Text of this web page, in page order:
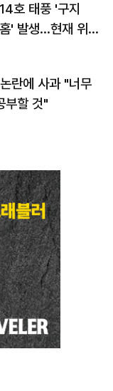
호 태풍 '구지
' 발생…현재 위
란에 사과 "너무
부할 것"